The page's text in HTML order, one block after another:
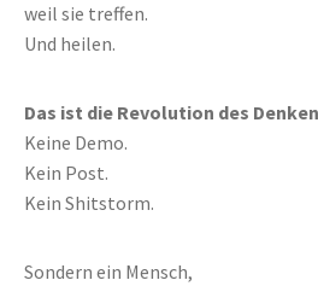
weil sie treffen.
Und heilen.
Das ist die Revolution des
Keine Demo.
Kein Post.
Kein Shitstorm.
Sondern ein Mensch,